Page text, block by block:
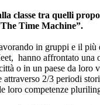
classe tra quelli
Time Machine”.
in gruppi e il più
hanno affrontato una
o in un paese da loro
attraverso 2/3 periodi
loro competenze